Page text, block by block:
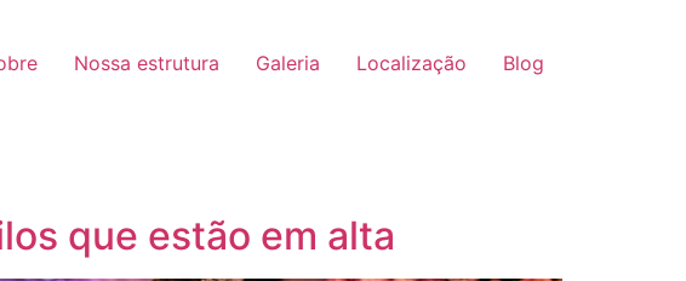
Nossa estrutura Galeria Localização Blog
que estão em alta